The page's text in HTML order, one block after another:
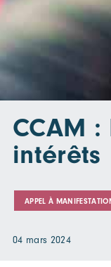
CCAM
intérêts
APPEL À
04 mars 2024